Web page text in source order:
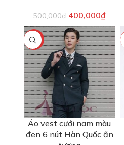
500,000₫ 400,000₫
-20%
Áo vest cưới nam màu
đen 6 nút Hàn Quốc ấn